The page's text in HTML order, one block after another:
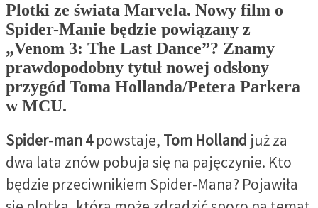
Plotki ze świata Marvela. Nowy film o
Spider-Manie będzie powiązany z
„Venom 3: The Last Dance”? Znamy
prawdopodobny tytuł nowej odsłony
przygód Toma Hollanda/Petera Parkera
w MCU.
Spider-man 4powstaje,Tom Hollandjuż za
dwa lata znów pobuja się na pajęczynie. Kto
będzie przeciwnikiem Spider-Mana? Pojawiła